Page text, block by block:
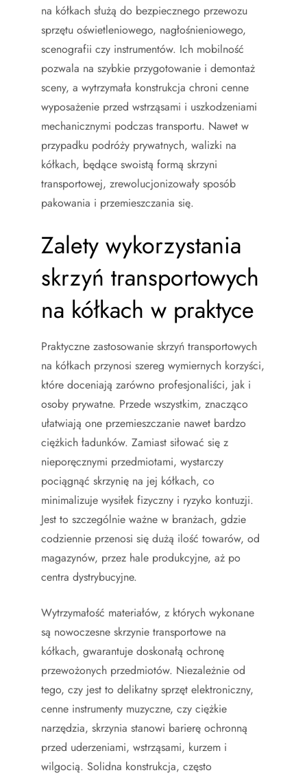
na kółkach służą do bezpiecznego przewozu
sprzętu oświetleniowego, nagłośnieniowego,
scenografii czy instrumentów. Ich mobilność
pozwala na szybkie przygotowanie i demontaż
sceny, a wytrzymała konstrukcja chroni cenne
wyposażenie przed wstrząsami i uszkodzeniami
mechanicznymi podczas transportu. Nawet w
przypadku podróży prywatnych, walizki na
kółkach, będące swoistą formą skrzyni
transportowej, zrewolucjonizowały sposób
pakowania i przemieszczania się.
Zalety wykorzystania
skrzyń transportowych
na kółkach w praktyce
Praktyczne zastosowanie skrzyń transportowych
na kółkach przynosi szereg wymiernych korzyści,
które doceniają zarówno profesjonaliści, jak i
osoby prywatne. Przede wszystkim, znacząco
ułatwiają one przemieszczanie nawet bardzo
ciężkich ładunków. Zamiast siłować się z
nieporęcznymi przedmiotami, wystarczy
pociągnąć skrzynię na jej kółkach, co
minimalizuje wysiłek fizyczny i ryzyko kontuzji.
Jest to szczególnie ważne w branżach, gdzie
codziennie przenosi się dużą ilość towarów, od
magazynów, przez hale produkcyjne, aż po
centra dystrybucyjne.
Wytrzymałość materiałów, z których wykonane
są nowoczesne skrzynie transportowe na
kółkach, gwarantuje doskonałą ochronę
przewożonych przedmiotów. Niezależnie od
tego, czy jest to delikatny sprzęt elektroniczny,
cenne instrumenty muzyczne, czy ciężkie
narzędzia, skrzynia stanowi barierę ochronną
przed uderzeniami, wstrząsami, kurzem i
wilgocią. Solidna konstrukcja, często